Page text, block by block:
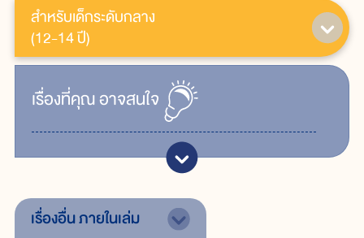
สำหรับเด็กระดับกลาง
(12-14 ปี)
เรื่ิองที่คุณอาจสนใจ
เรื่องอื่นภายในเล่ม